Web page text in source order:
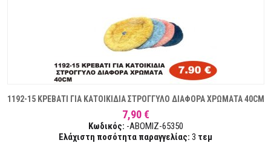
1192-15 ΚΡΕΒΑΤΙ ΓΙΑ ΚΑΤΟΙΚΙΔΙΑ ΣΤΡΟΓΓΥΛΟ ΔΙΑΦΟΡΑ ΧΡΩΜΑΤΑ 40CM
7,90 €
Κωδικός: -ABOMIZ-65350
Ελάχιστη ποσότητα παραγγελίας: 3 τεμ